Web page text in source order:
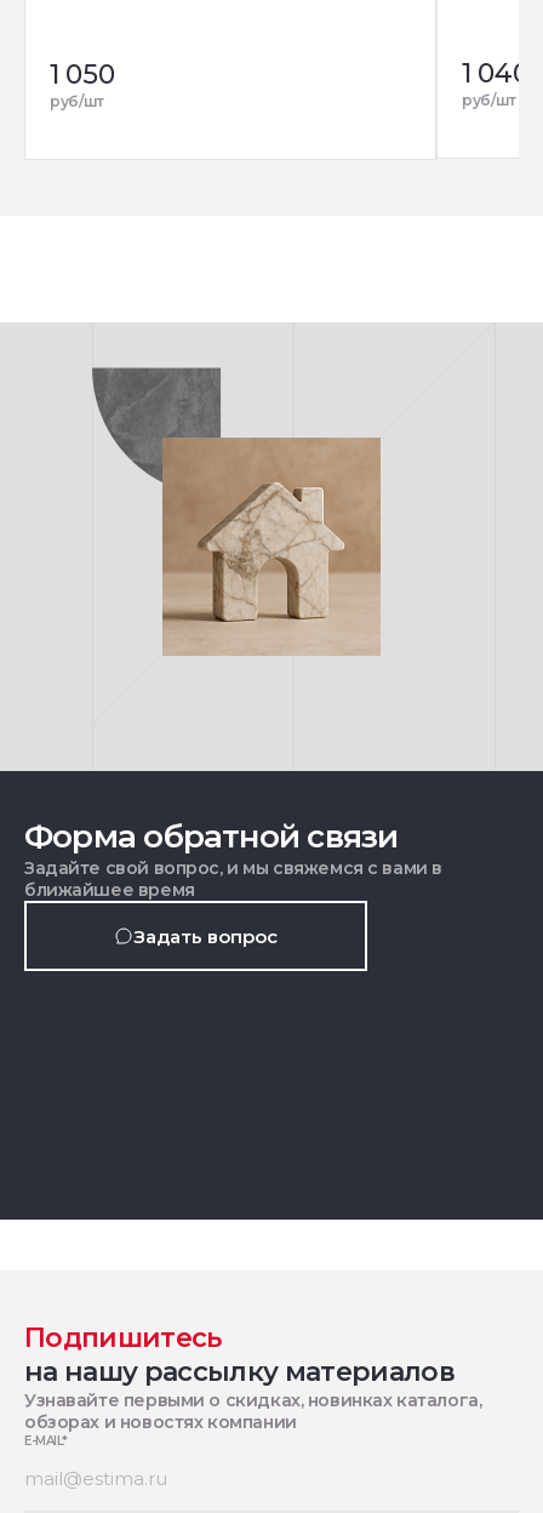
1 050
руб/шт
1 040
руб/шт
Форма обратной связи
Задайте свой вопрос, и мы свяжемся с вами в
ближайшее время
Задать вопрос
Подпишитесь
на нашу рассылку материалов
Узнавайте первыми о скидках, новинках каталога,
обзорах и новостях компании
E-MAIL*